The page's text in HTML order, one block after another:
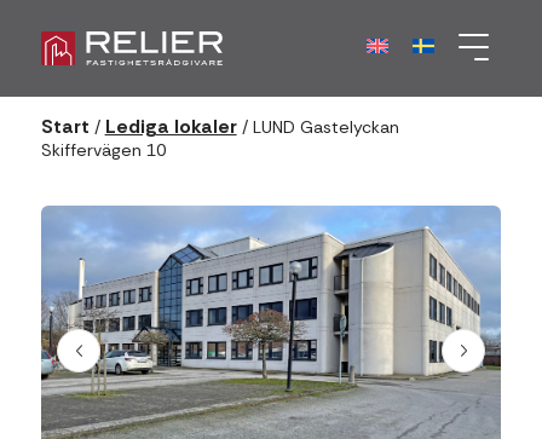
Start / Lediga lokaler/ LUND Gastelyckan
Skiffervägen 10